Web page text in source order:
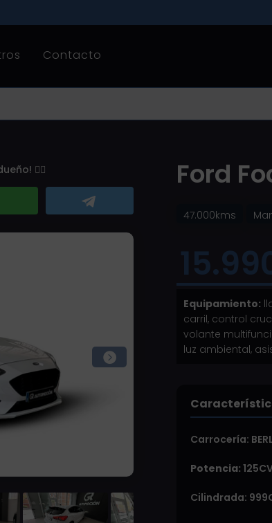
Contacto
👇🏽

Ford
47.000kms
Equipamiento:
carril, control
volante
luz ambiental,
Carrocería:
Potencia:
Cilindrada: